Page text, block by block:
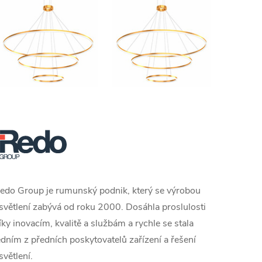
Group je rumunský podnik, který se výrobou
zabývá od roku 2000. Dosáhla proslulosti
inovacím, kvalitě a službám a rychle se stala
z předních poskytovatelů zařízení a řešení